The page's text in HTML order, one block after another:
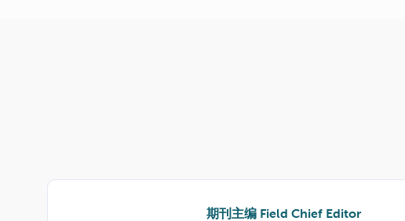
期刊主编Field Chief Editor